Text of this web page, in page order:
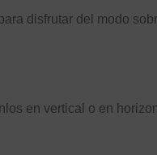
disfrutar del modo
en vertical o en